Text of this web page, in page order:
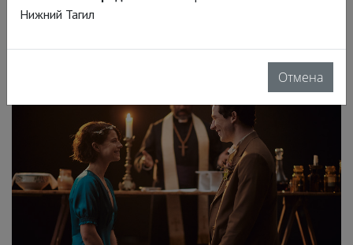
NT: Двенадцатая ночь
Нижний Тагил
Отмена